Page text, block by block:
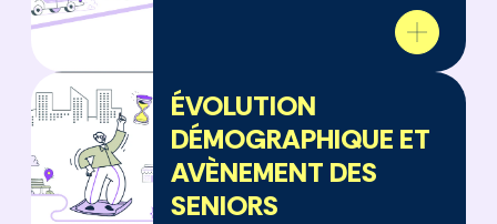
ÉVOLUTION
DÉMOGRAPHIQUE ET
AVÈNEMENT DES
SENIORS